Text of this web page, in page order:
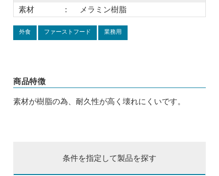
素材 ： メラミン樹脂
外食 ファーストフード 業務用
商品特徴
素材が樹脂の為、耐久性が高く壊れにくいです。
条件を指定して製品を探す